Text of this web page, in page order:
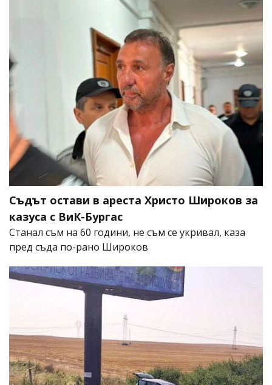
Съдът остави в ареста Христо Широков за
казуса с ВиК-Бургас
Станал съм на 60 години, не съм се укривал, каза
пред съда по-рано Широков